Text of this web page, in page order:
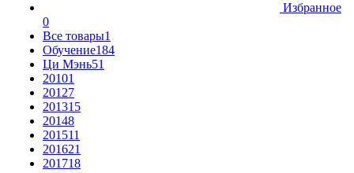
Избранное
0
Все товары1
Обучение184
Ци Мэнь51
20101
20127
201315
20148
201511
201621
201718